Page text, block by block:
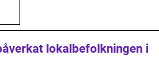
lokalbefolkningen i